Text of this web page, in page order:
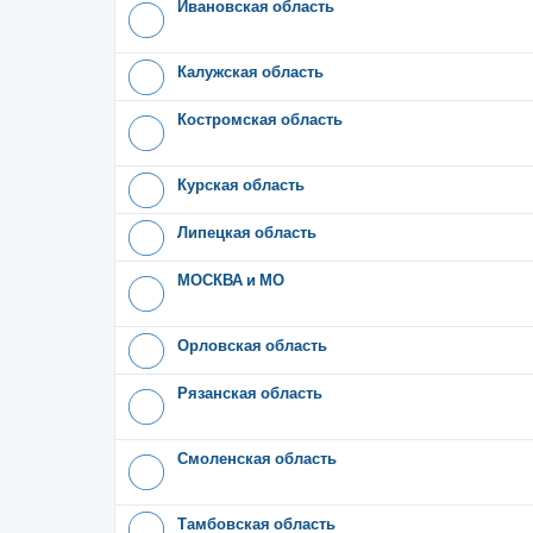
Ивановская область
Калужская область
Костромская область
Курская область
Липецкая область
МОСКВА и МО
Орловская область
Рязанская область
Смоленская область
Тамбовская область